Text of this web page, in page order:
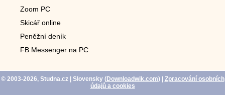
Zoom PC
Skicář online
Peněžní deník
FB Messenger na PC
© 2003-2026, Studna.cz| Slovensky (Downloadwik.com)| Zpracování osobních
údajů a cookies